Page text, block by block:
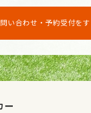
い合わせ・予約受付を
ー